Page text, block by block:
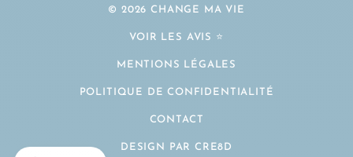
© 2026 CHANGE MA VIE
VOIR LES AVIS ⭐️
MENTIONS LÉGALES
POLITIQUE DE CONFIDENTIALITÉ
CONTACT
DESIGN PAR CRE8D